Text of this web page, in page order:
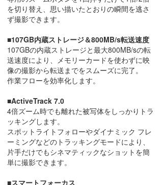
を切り替え、思い描いたとおりの瞬間を逃さ
ず撮影できます。
■107GB内蔵ストレージ＆800MB/s転送速度
107GBの内蔵ストレージと最大800MB/sの転
送速度により、メモリーカードを使わずに映
像の撮影から転送までをスムーズに完了。
作業フローを効率化します。
■ActiveTrack 7.0
4倍ズーム時でも離れた被写体をしっかりトラ
ッキングします。
スポットライトフォローやダイナミック フレ
ーミングなどのトラッキングモードにより、
片手だけでもシネマティックなショットを簡
単に撮影できます。
■スマートフォーカス